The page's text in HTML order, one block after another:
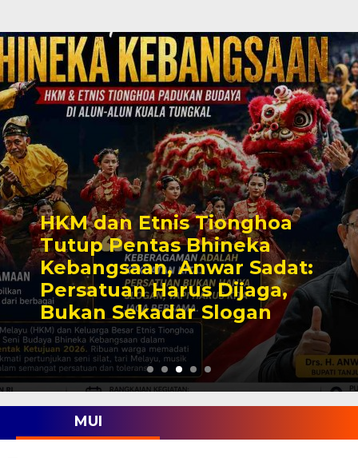
HKM dan Etnis Tionghoa
Tutup Pentas Bhineka
Kebangsaan, Anwar Sadat:
Persatuan Harus Dijaga,
Bukan Sekadar Slogan
MUI